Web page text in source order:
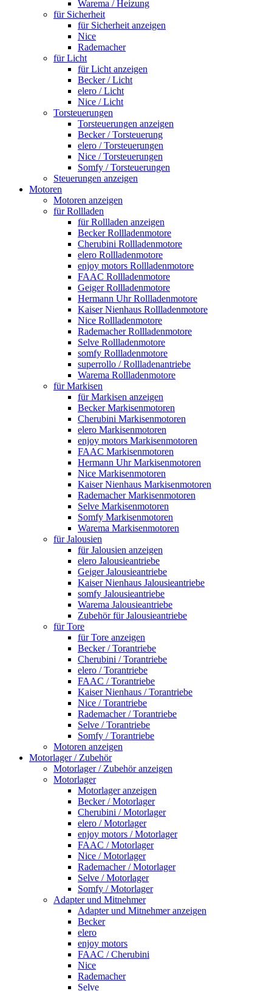
Warema / Heizung
für Sicherheit
für Sicherheit anzeigen
Nice
Rademacher
für Licht
für Licht anzeigen
Becker / Licht
elero / Licht
Nice / Licht
Torsteuerungen
Torsteuerungen anzeigen
Becker / Torsteuerung
elero / Torsteuerungen
Nice / Torsteuerungen
Somfy / Torsteuerungen
Steuerungen anzeigen
Motoren
Motoren anzeigen
für Rollladen
für Rollladen anzeigen
Becker Rollladenmotore
Cherubini Rollladenmotore
elero Rollladenmotore
enjoy motors Rollladenmotore
FAAC Rollladenmotore
Geiger Rollladenmotore
Hermann Uhr Rollladenmotore
Kaiser Nienhaus Rollladenmotore
Nice Rollladenmotore
Rademacher Rollladenmotore
Selve Rollladenmotore
somfy Rollladenmotore
superrollo / Rollladenantriebe
Warema Rollladenmotore
für Markisen
für Markisen anzeigen
Becker Markisenmotoren
Cherubini Markisenmotoren
elero Markisenmotoren
enjoy motors Markisenmotoren
FAAC Markisenmotoren
Hermann Uhr Markisenmotoren
Nice Markisenmotoren
Kaiser Nienhaus Markisenmotoren
Rademacher Markisenmotoren
Selve Markisenmotoren
Somfy Markisenmotoren
Warema Markisenmotoren
für Jalousien
für Jalousien anzeigen
elero Jalousieantriebe
Geiger Jalousieantriebe
Kaiser Nienhaus Jalousieantriebe
somfy Jalousieantriebe
Warema Jalousieantriebe
Zubehör für Jalousieantriebe
für Tore
für Tore anzeigen
Becker / Torantriebe
Cherubini / Torantriebe
elero / Torantriebe
FAAC / Torantriebe
Kaiser Nienhaus / Torantriebe
Nice / Torantriebe
Rademacher / Torantriebe
Selve / Torantriebe
Somfy / Torantriebe
Motoren anzeigen
Motorlager / Zubehör
Motorlager / Zubehör anzeigen
Motorlager
Motorlager anzeigen
Becker / Motorlager
Cherubini / Motorlager
elero / Motorlager
enjoy motors / Motorlager
FAAC / Motorlager
Nice / Motorlager
Rademacher / Motorlager
Selve / Motorlager
Somfy / Motorlager
Adapter und Mitnehmer
Adapter und Mitnehmer anzeigen
Becker
elero
enjoy motors
FAAC / Cherubini
Nice
Rademacher
Selve